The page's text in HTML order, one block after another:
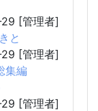
[管理者]
と
[管理者]
集編
[管理者]